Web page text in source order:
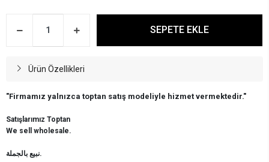
SEPETE EKLE
Ürün Özellikleri
"Firmamız yalnızca toptan satış modeliyle hizmet vermektedir."
Satışlarımız Toptan
We sell wholesale.
نبيع بالجملة.